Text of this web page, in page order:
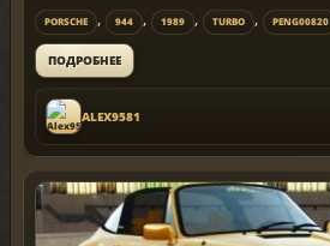
PORSCHE , 944 , 1989 , TURBO , PENG00820
ПОДРОБНЕЕ
ALEX9581